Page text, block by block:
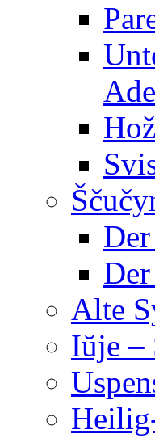
Alte
Iŭje –